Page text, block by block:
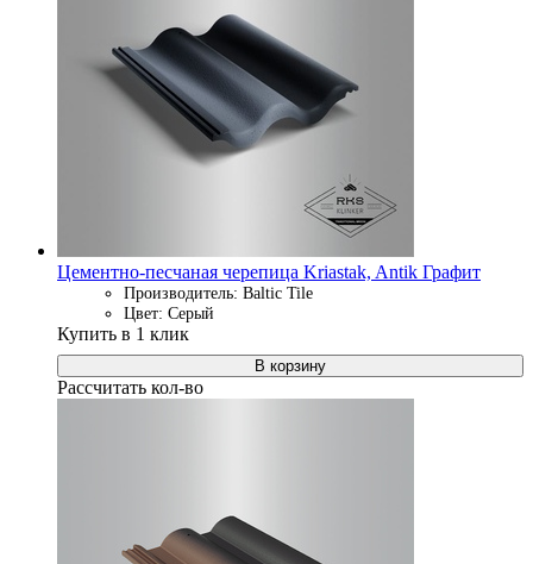
Цементно-песчаная черепица Kriastak, Antik Графит
Производитель: Baltic Tile
Цвет: Серый
Купить в 1 клик
В корзину
Рассчитать кол-во